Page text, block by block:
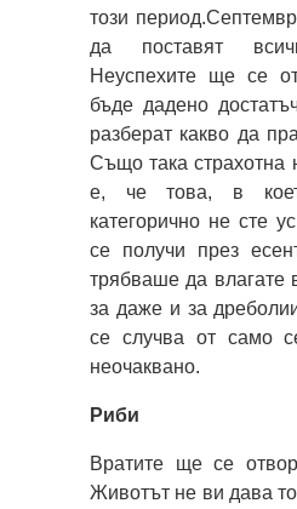
този
да поставят
Неуспехите ще се
бъде дадено
разберат какво да
Също така страхотна
е, че това, в
категорично не сте
се получи през
трябваше да влагате
за даже и за
се случва от само
неочаквано.
Риби
Вратите ще се
Животът не ви дава